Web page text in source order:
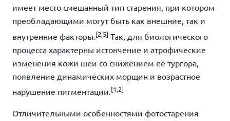
имеет место смешанный тип старения, при котором
преобладающими могут быть как внешние, так и
внутренние факторы.[2,5] Так, для биологического
процесса характерны истончение и атрофические
изменения кожи шеи со снижением ее тургора,
появление динамических морщин и возрастное
нарушение пигментации.[1,2]
Отличительными особенностями фотостарения